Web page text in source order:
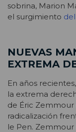
sobrina, Marion
el surgimiento
NUEVAS
EXTREMA
En años
la extrema
de Éric Zemmour
radicalización
le Pen.